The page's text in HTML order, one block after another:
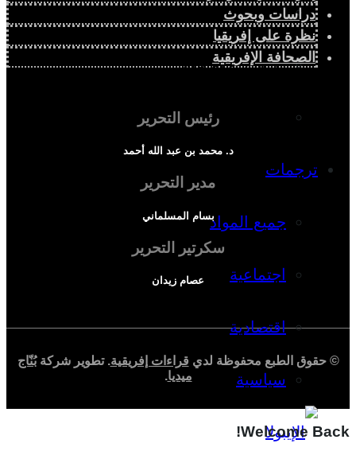
دراسة سياسية
دراسة اجتماعية
دراسة اقتصادية
ترجمات
جميع المواد
اجتماعية
اقتصادية
سياسية
دراسات وبحوث
نظرة على إفريقيا
الصحافة الإفريقية
رئيس التحرير
د. محمد بن عبد الله أحمد
مدير التحرير
بسام المسلماني
سكرتير التحرير
عصام زيدان
© حقوق الطبع محفوظة لدي قراءات إفريقية. تطوير شركةبُنّاج
ميديا.
Welcome Back!